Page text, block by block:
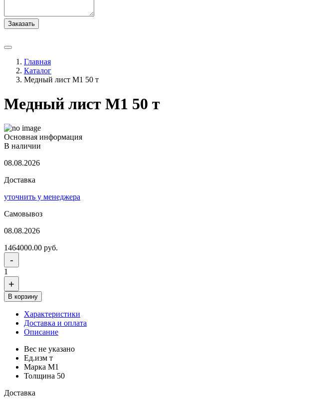
Заказать
Главная
Каталог
Медный лист М1 50 т
Медный лист М1 50 т
Основная информация
В наличии
08.08.2026
Доставка
уточнить у менеджера
Самовывоз
08.08.2026
1464000.00 руб.
-
1
+
В корзину
Характеристики
Доставка и оплата
Описание
Вес не указано
Ед.изм т
Марка М1
Толщина 50
Доставка